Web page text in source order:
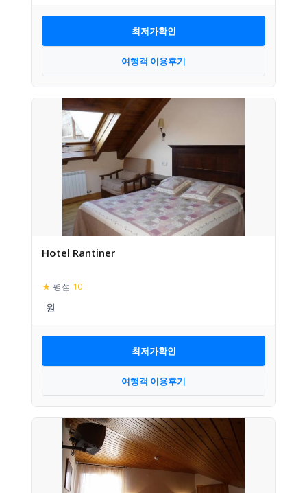
최저가확인
여행객 이용후기
Hotel Rantiner
★ 평점 10
최저가확인
여행객 이용후기